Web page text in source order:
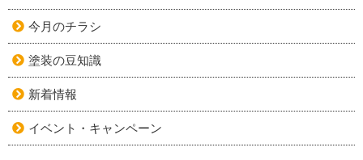
今月のチラシ
塗装の豆知識
新着情報
イベント・キャンペーン